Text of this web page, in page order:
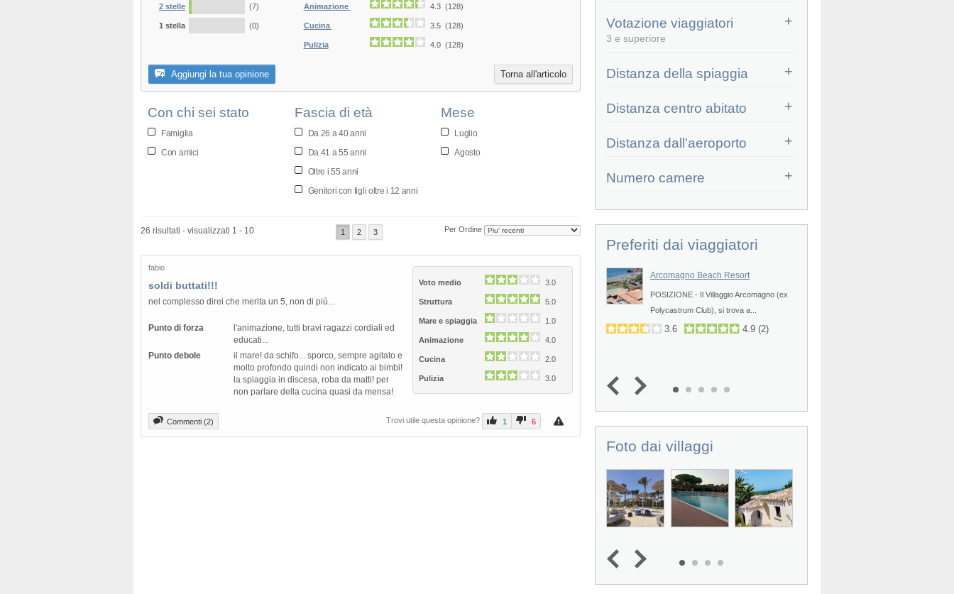
2 stelle (7)
1 stella (0)
Animazione 4.3 (128)
Cucina 3.5 (128)
Pulizia 4.0 (128)
Aggiungi la tua opinione Torna all'articolo
Con chi sei stato
Famiglia
Con amici
Fascia di età
Da 26 a 40 anni
Da 41 a 55 anni
Oltre i 55 anni
Genitori con figli oltre i 12 anni
Mese
Luglio
Agosto
26 risultati - visualizzati 1 - 10 1 2 3 Per Ordine
fabio
Voto medio
3.0
Struttura 5.0
Mare e spiaggia 1.0
Animazione 4.0
Cucina 2.0
Pulizia 3.0
soldi buttati!!!
nel complesso direi che merita un 5, non di più...
Punto di forza
l'animazione, tutti bravi ragazzi cordiali ed
educati...
Punto debole
il mare! da schifo... sporco, sempre agitato e
molto profondo quindi non indicato ai bimbi!
la spiaggia in discesa, roba da matti! per
non parlare della cucina quasi da mensa!
Commenti (2) Trovi utile questa opinione? 1 6
Votazione viaggiatori
3 e superiore
Distanza della spiaggia
Distanza centro abitato
Distanza dall'aeroporto
Numero camere
Preferiti dai viaggiatori
Villaggio L'Oasi
Immerso nel cuore di una folta macchia
Arcomagno Beach Resort
POSIZIONE - Il Villaggio Arcomagno (ex
Polycastrum Club), si trova a...
3.6 4.9 (2)
1 2 3 4 5
Foto dai villaggi